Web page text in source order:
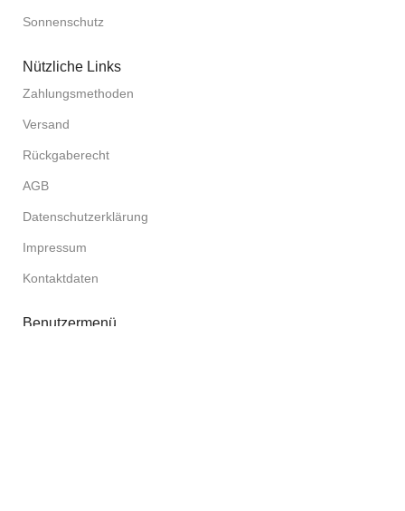
Sonnenschutz
Nützliche Links
Zahlungsmethoden
Versand
Rückgaberecht
AGB
Datenschutzerklärung
Impressum
Kontaktdaten
Benutzermenü